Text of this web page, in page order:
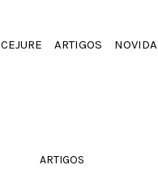
CEJURE ARTIGOS
ARTIGOS